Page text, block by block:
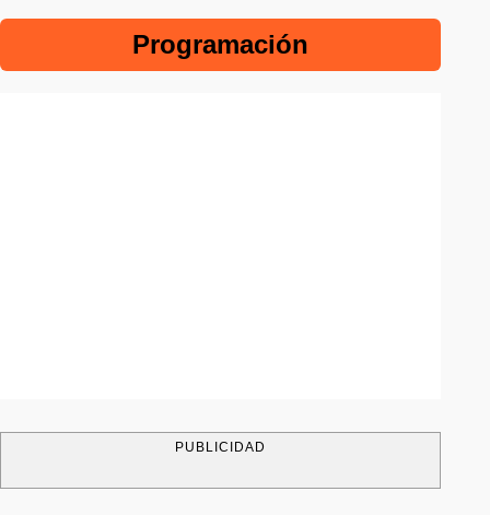
Programación
PUBLICIDAD